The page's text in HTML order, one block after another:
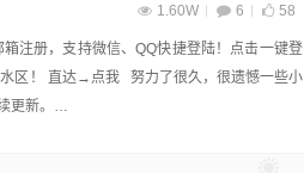
1.60W 6 58
注册，支持微信、QQ快捷登陆！点击一键登
区！ 直达→点我 努力了很久，很遗憾一些小
更新。…